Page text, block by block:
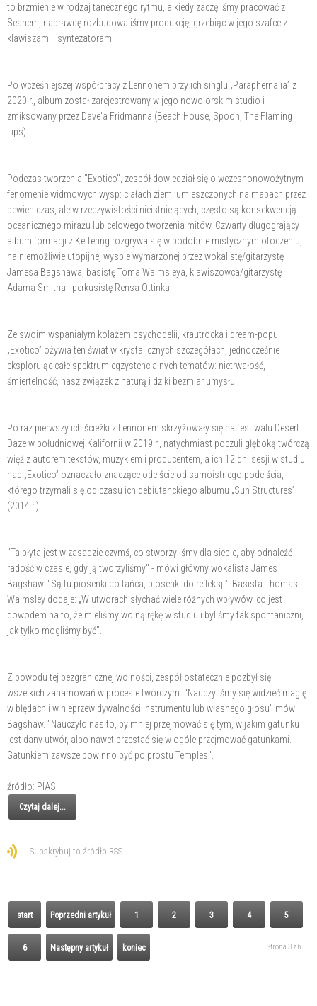
to brzmienie w rodzaj tanecznego rytmu, a kiedy zaczęliśmy pracować z
Seanem, naprawdę rozbudowaliśmy produkcję, grzebiąc w jego szafce z
klawiszami i syntezatorami.
Po wcześniejszej współpracy z Lennonem przy ich singlu „Paraphernalia” z
2020 r., album został zarejestrowany w jego nowojorskim studio i
zmiksowany przez Dave'a Fridmanna (Beach House, Spoon, The Flaming
Lips).
Podczas tworzenia "Exotico", zespół dowiedział się o wczesnonowożytnym
fenomenie widmowych wysp: ciałach ziemi umieszczonych na mapach przez
pewien czas, ale w rzeczywistości nieistniejących, często są konsekwencją
oceanicznego mirażu lub celowego tworzenia mitów. Czwarty długogrający
album formacji z Kettering rozgrywa się w podobnie mistycznym otoczeniu,
na niemożliwie utopijnej wyspie wymarzonej przez wokalistę/gitarzystę
Jamesa Bagshawa, basistę Toma Walmsleya, klawiszowca/gitarzystę
Adama Smitha i perkusistę Rensa Ottinka.
Ze swoim wspaniałym kolażem psychodelii, krautrocka i dream-popu,
„Exotico” ożywia ten świat w krystalicznych szczegółach, jednocześnie
eksplorując całe spektrum egzystencjalnych tematów: nietrwałość,
śmiertelność, nasz związek z naturą i dziki bezmiar umysłu.
Po raz pierwszy ich ścieżki z Lennonem skrzyżowały się na festiwalu Desert
Daze w południowej Kalifornii w 2019 r., natychmiast poczuli głęboką twórczą
więź z autorem tekstów, muzykiem i producentem, a ich 12 dni sesji w studiu
nad „Exotico” oznaczało znaczące odejście od samoistnego podejścia,
którego trzymali się od czasu ich debiutanckiego albumu „Sun Structures”
(2014 r.).
"Ta płyta jest w zasadzie czymś, co stworzyliśmy dla siebie, aby odnaleźć
radość w czasie, gdy ją tworzyliśmy" - mówi główny wokalista James
Bagshaw. "Są tu piosenki do tańca, piosenki do refleksji”. Basista Thomas
Walmsley dodaje: „W utworach słychać wiele różnych wpływów, co jest
dowodem na to, że mieliśmy wolną rękę w studiu i byliśmy tak spontaniczni,
jak tylko mogliśmy być".
Z powodu tej bezgranicznej wolności, zespół ostatecznie pozbył się
wszelkich zahamowań w procesie twórczym. "Nauczyliśmy się widzieć magię
w błędach i w nieprzewidywalności instrumentu lub własnego głosu" mówi
Bagshaw. "Nauczyło nas to, by mniej przejmować się tym, w jakim gatunku
jest dany utwór, albo nawet przestać się w ogóle przejmować gatunkami.
Gatunkiem zawsze powinno być po prostu Temples".
źródło: PIAS
Czytaj dalej...
Subskrybuj to źródło RSS
start Poprzedni artykuł 1 2 3 4 5
6 Następny artykuł koniec Strona 3 z 6